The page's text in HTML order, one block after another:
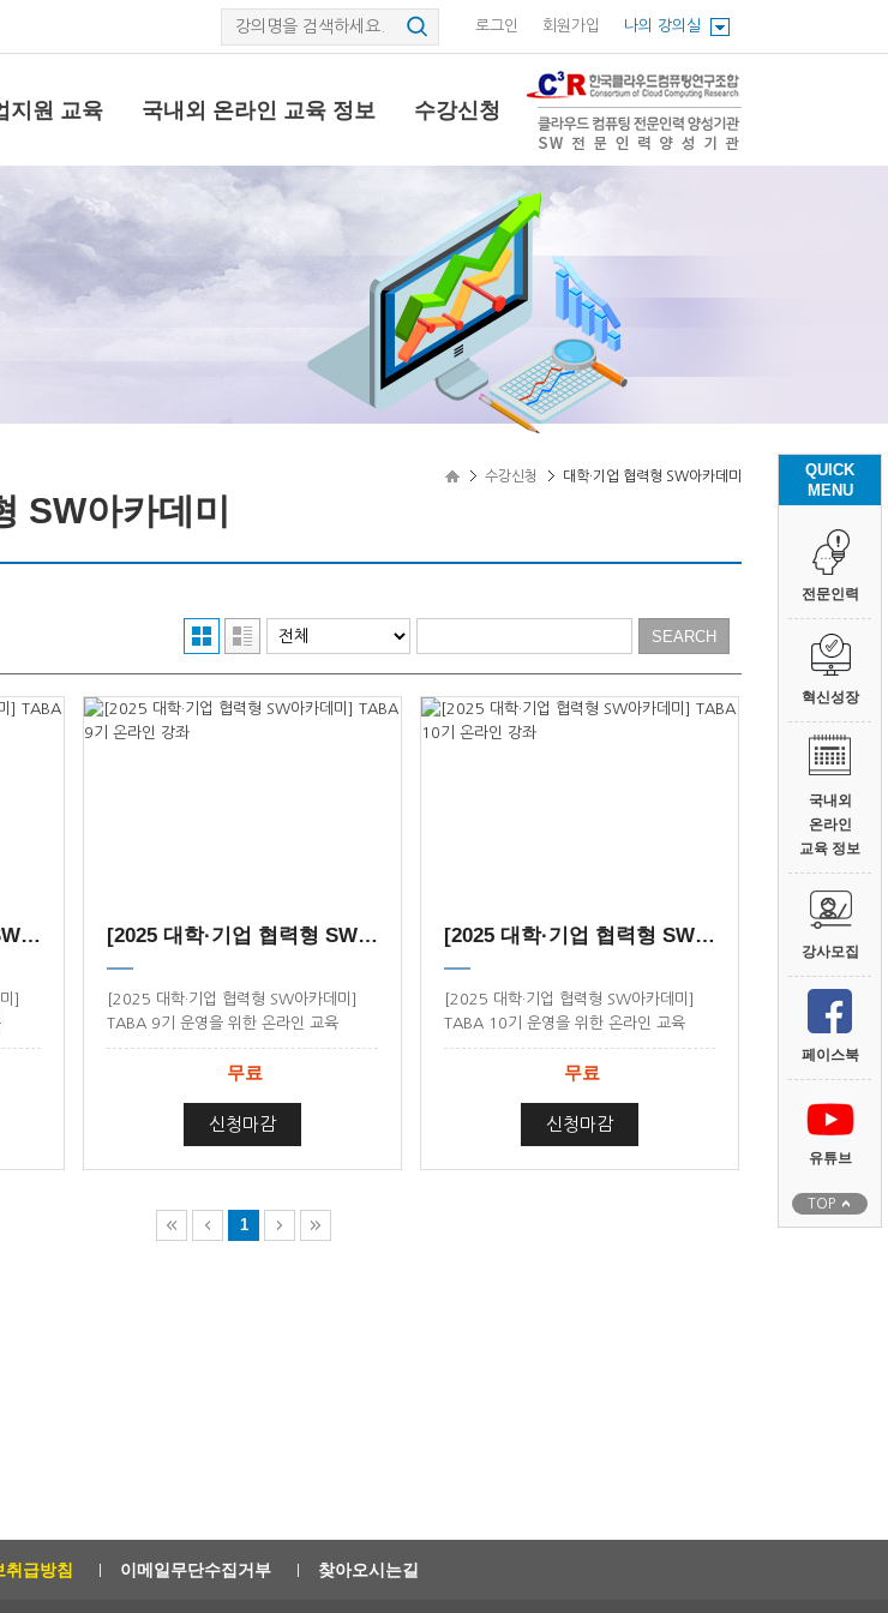
로그인 회원가입 나의 강의실
지원 교육 국내외 온라인 교육 정보 수강신청
QUICK
MENU
전문인력
혁신성장
국내외
온라인
교육 정보
강사모집
페이스북
유튜브
TOP
수강신청 대학·기업 협력형 SW아카데미
SW아카데미
[2025 대학·기업 협력형 SW아카데미] TABA 8기 온...
]
[2025 대학·기업 협력형 SW아카데미] TABA 9기 온...
[2025 대학·기업 협력형 SW아카데미]
TABA 9기 운영을 위한 온라인 교육
시스템
무료
신청마감
[2025 대학·기업 협력형 SW아카데미] TABA 10기 온...
[2025 대학·기업 협력형 SW아카데미]
TABA 10기 운영을 위한 온라인 교육
시스템
무료
신청마감
1
급방침 이메일무단수집거부 찾아오시는길